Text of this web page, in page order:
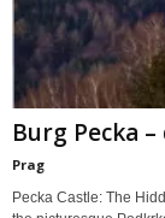
Burg Pecka
Prag
Pecka Castle: The